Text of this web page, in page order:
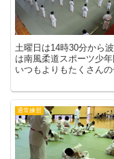
土曜日は14時30分から
は南風柔道スポーツ少
いつもよりもたくさん
通常練習